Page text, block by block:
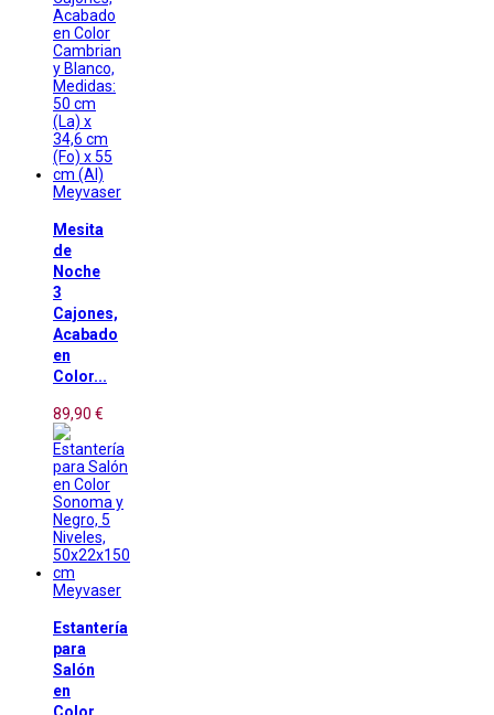
Meyvaser
Mesita
de
Noche
3
Cajones,
Acabado
en
Color...
89,90 €
Meyvaser
Estantería
para
Salón
en